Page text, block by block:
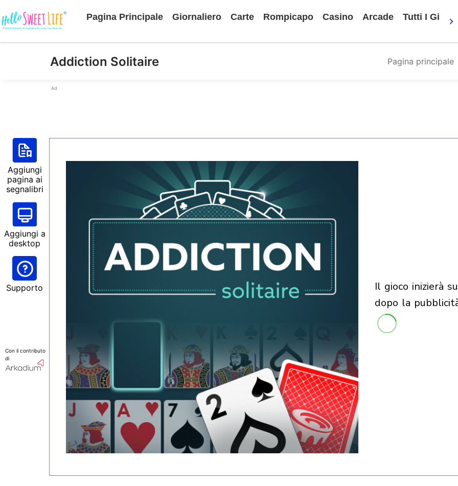
Pagina Principale Giornaliero Carte Rompicapo Casino Arcade Tutti I Giochi
Addiction Solitaire Pagina principale
Ad
Aggiungi
pagina ai
segnalibri
Aggiungi a
desktop
Supporto
Con il contributo
di
il gioco inizierà subito
dopo la